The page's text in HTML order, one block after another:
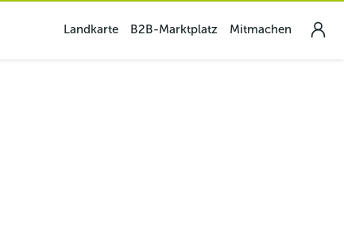
Landkarte B2B-Marktplatz Mitmachen